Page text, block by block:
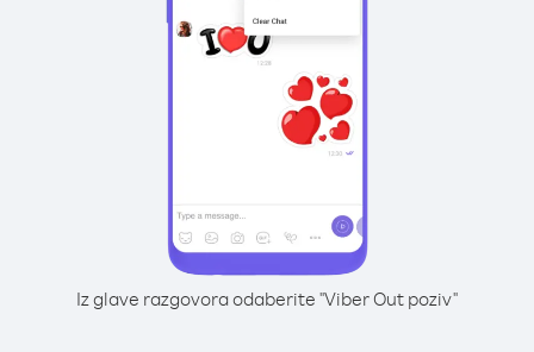
Iz glave razgovora odaberite "Viber Out poziv"